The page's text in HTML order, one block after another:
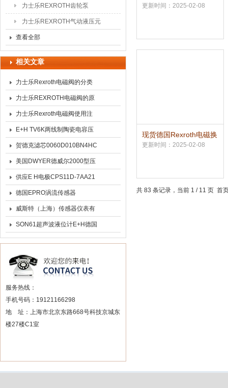
力士乐REXROTH齿轮泵
力士乐REXROTH气动液压元
件
查看全部
相关文章
力士乐Rexroth电磁阀的分类
力士乐REXROTH电磁阀的原
理及其特点
力士乐Rexroth电磁阀使用注
意事项
E+H TV6K两线制陶瓷电容压
力变送器的特点
贺德克滤芯0060D010BN4HC
美国DWYER德威尔2000型压
力表选型及介绍
供应E H电极CPS11D-7AA21
德国EPRO涡流传感器
PR6423系列产品
威斯特（上海）传感器仪表有
限公司业务广泛
SON61超声波液位计E+H德国
进口
服务热线：
手机号码：19121166298
地 址：上海市北京东路668号科技京城东
楼27楼C1室
比例减压阀
更新时间：2025-02-08
现货德国Rexroth电磁换
向阀4WE系列
更新时间：2025-02-08
共 83 条记录，当前 1 / 11 页 首